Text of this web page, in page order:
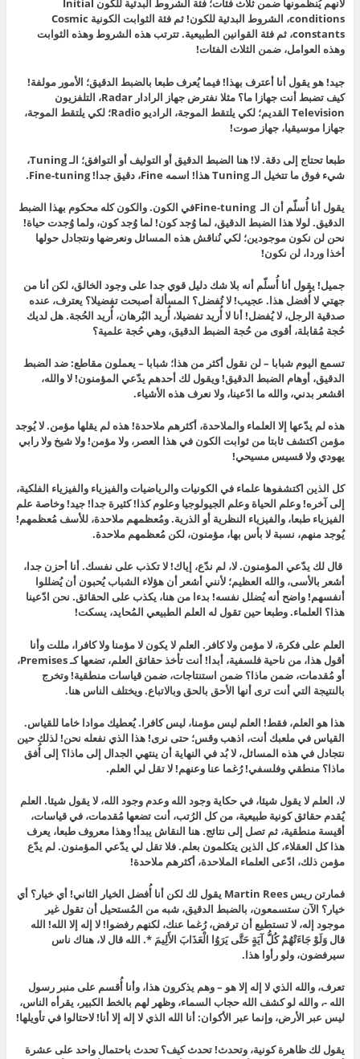
لأنهم يُنظمونها ضمن ثلاث فئات؛ فئة الشروط البدئية للكون Initial
conditions، الشروط البدئية للكون! ثم فئة الثوابت الكونية Cosmic
constants، ثم فئة القوانين الطبيعية. تترتب هذه الشروط وهذه الثوابت
وهذه العوامل، ضمن الثلاث الفئات!
جيد! هو يقول أنا أعترف بهذا! فيما يُعرف طبعا بالضبط الدقيق؛ الأمور مولفة!
كيف تضبط أنت جهازا ما؟ مثلا نفترض جهاز الرادار Radar، التلفزيون
Television القديم؛ لكي يلتقط الموجة، الراديو Radio؛ لكي يلتقط الموجة،
جهازا موسيقيا، جهاز صوت!
طبعا تحتاج إلى دقة. لا! هنا الضبط الدقيق أو التوليف أو التوافق؛ الـ Tuning،
شيء فوق ما تتخيل الـ Tuning هذا! اسمه Fine، دقيق جدا! Fine-tuning.
يقول أنا أُسلّم أن الـ Fine-tuningفي الكون. والكون كله محكوم بهذا الضبط
الدقيق. لولا هذا الضبط الدقيق، لما وُجد كون! لما وُجد كون، ولما وُجدت حياة!
نحن لن نكون موجودين؛ لكي نُناقش هذه المسائل ونعرضها ونتجادل حولها
أخذا وردا، لن نكون!
جميل! يقول أنا أُسلّم أنه بلا شك دليل قوي جدا على وجود الخالق، لكن أنا من
جهتي لا أُفضل هذا. عجيب! لا تُفضل؟ المسألة أصبحت تفضيلا؟ يعترف، عنده
صدقية الرجل، لا يُفضل! أنا لا أُريد تفضيلا، أُريد البُرهان، أُريد الحُجة. هل لديك
حُجة مُقابلة، أقوى من حُجة الضبط الدقيق، وهي حُجة علمية؟
تسمع اليوم شبابا – لن نقول أكثر من هذا؛ شبابا – يعملون مقاطع: ضد الضبط
الدقيق، أوهام الضبط الدقيق! ويقول لك أحدهم يدّعي المؤمنون! لا والله،
اقشعر بدني، والله ما ادّعينا، ولا نعرف هذه الأشياء.
هذه لم يدّعها إلا العلماء والملاحدة، أكثرهم ملاحدة! هذه لم يقلها مؤمن. لا يُوجد
مؤمن اكتشف ثابتا من ثوابت الكون في هذا العصر، ولا مؤمن! ولا شيخ ولا رابي
يهودي ولا قسيس مسيحي!
كل الذين اكتشفوها علماء في الكونيات والرياضيات والفيزياء والفيزياء الفلكية،
إلى آخره! وعلم الحياة وعلم الجيولوجيا وعلوم كذا! كثيرة جدا! جيد! وخاصة علم
الفيزياء طبعا، والفيزياء النظرية أو الذرية. ومُعظمهم ملاحدة، للأسف مُعظمهم!
يُوجد منهم، نسبة لا بأس بها، مؤمنون، لكن مُعظمهم ملاحدة.
قال لك يدّعي المؤمنون. لا، لم ندّع، إياك! لا تكذب على نفسك. أنا أحزن جدا،
أشعر بالأسى، والله العظيم؛ لأنني أشعر أن هؤلاء الشباب يُحبون أن يُضللوا
أنفسهم! واضح أنه يُضلل نفسه! بدءا من هنا، يكذب على الحقائق. نحن ادّعينا
هذا؟ العلماء. وطبعا حين تقول له العلم الطبيعي المُحايد، يسكت!
العلم على فكرة، لا مؤمن ولا كافر. العلم لا يكون لا مؤمنا ولا كافرا، مللت وأنا
أقول هذا، من ناحية فلسفية، أبدا! أنت تأخذ حقائق العلم، تضعها كـ Premises،
أو مُقدمات، ضمن ماذا؟ ضمن استنتاجات، ضمن قياسات منطقية! وتخرج
بالنتيجة التي أنت ترى أنها الأحق بالحق وبالاتباع. ويختلف الناس هنا.
هذا هو العلم، فقط! العلم ليس مؤمنا، ليس كافرا. يُعطيك موادا خاما للقياس.
القياس في ملعبك أنت، اذهب وقس؛ حتى نرى! هذا الذي نفعله نحن! لذلك حين
نتجادل في هذه المسائل، لا بُد في النهاية أن ينتهي الجدال إلى ماذا؟ إلى أُفق
ماذا؟ منطقي وفلسفي! رُغما عنا وعنهم! لا تقل لي العلم.
لا، العلم لا يقول شيئا، في حكاية وجود الله وعدم وجود الله، لا يقول شيئا. العلم
يُقدم حقائق كونية طبيعية، من كل الرُتب، أنت تضعها مُقدمات، في قياسات،
أقيسة منطقية، ثم تصل إلى نتائج. هنا النقاش يبدأ! وهذا معروف طبعا، يعرف
هذا كل العقلاء، كل الذين يتكلمون بعلم. فلا تقل لي يدّعي المؤمنون. لم يدّع
مؤمن ذلك، ادّعى العلماء الملاحدة، أكثرهم ملاحدة!
فمارتن ريس Martin Rees يقول لك لكن أنا أُفضل الخيار الثاني! أي خيار؟ أي
خيار؟ الآن ستسمعون، بالضبط الدقيق، شبه من المُستحيل أن تقول غير
موجود إله، لا تستطيع أن ترفض، رُغما عنك، لكنهم رفضوا! لا إله إلا الله! الله
قال وَلَوْ جَاءَتْهُمْ كُلُّ آيَةٍ حَتَّى يَرَوُا الْعَذَابَ الأَلِيمَ *. الله قال لا، هناك ناس
سيرفضون، ولو رأوا هذا.
تعرف، والله الذي لا إله إلا هو – وهم يذكرون هذا، وأنا أُقسم على منبر رسول
الله -، والله لو كشف الله حجاب السماء، وظهر لهم بالخط الكبير، يقرأه الناس،
ليس عبر الأرض، وإنما عبر الأكوان: أنا الله الذي لا إله إلا أنا! لاحتالوا في تأويلها!
يقول لك ظاهرة كونية، وتحدث! تحدث كيف؟ تحدث باحتمال واحد على عشرة